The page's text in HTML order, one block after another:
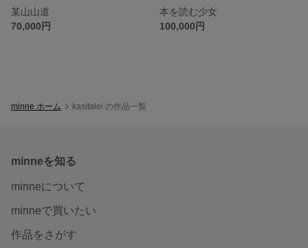
某山山道
70,000円
本を読む少女
100,000円
minne ホーム kasitalei の作品一覧
minneを知る
minneについて
minneで買いたい
作品をさがす